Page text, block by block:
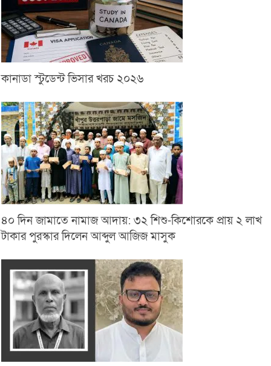
কানাডা স্টুডেন্ট ভিসার খরচ ২০২৬
৪০ দিন জামাতে নামাজ আদায়: ৩২ শিশু-কিশোরকে প্রায় ২ লাখ
টাকার পুরস্কার দিলেন আব্দুল আজিজ মাসুক